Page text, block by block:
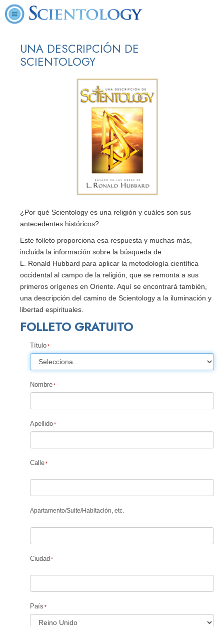
UNA DESCRIPCIÓN DE
SCIENTOLOGY
¿Por qué Scientology es una religión y cuáles son sus
antecedentes históricos?
Este folleto proporciona esa respuesta y muchas más,
incluida la información sobre la búsqueda de
L. Ronald Hubbard para aplicar la metodología científica
occidental al campo de la religión, que se remonta a sus
primeros orígenes en Oriente. Aquí se encontrará también,
una descripción del camino de Scientology a la iluminación y
libertad espirituales.
FOLLETO GRATUITO
Título
Nombre
Apellido
Calle
Apartamento/Suite/Habitación, etc.
Ciudad
País